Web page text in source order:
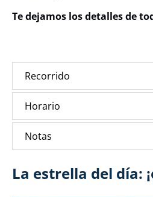
Te dejamos los detalles de
Recorrido
Horario
Notas
La estrella del día: